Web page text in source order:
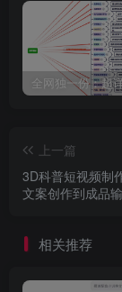
上一篇
3D科普短视频制
文案创作到成品
相关推荐